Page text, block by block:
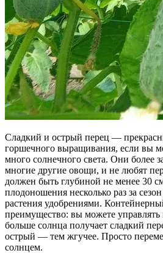
Сладкий и острый перец —
горшечного выращивания, если вы
много солнечного света. Они более
многие другие овощи, и не любят
должен быть глубиной не менее 30
плодоношения несколько раз за
растения удобрениями.
преимущество: вы можете
больше солнца получает сладкий
острый — тем жгучее. Просто
солнцем.